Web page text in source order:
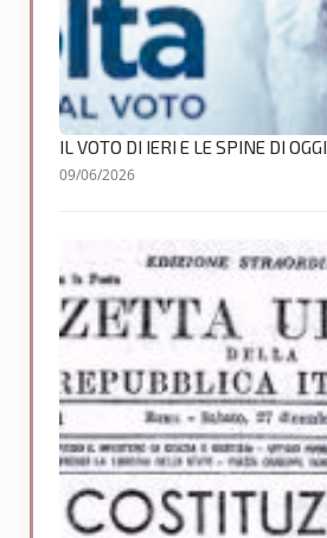
IL VOTO DI IERI E LE SPINE DI OGGI
09/06/2026